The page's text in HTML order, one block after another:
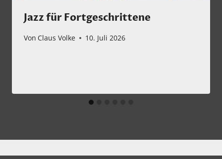
Jazz für Fortgeschrittene
Von Claus Volke 10. Juli 2026